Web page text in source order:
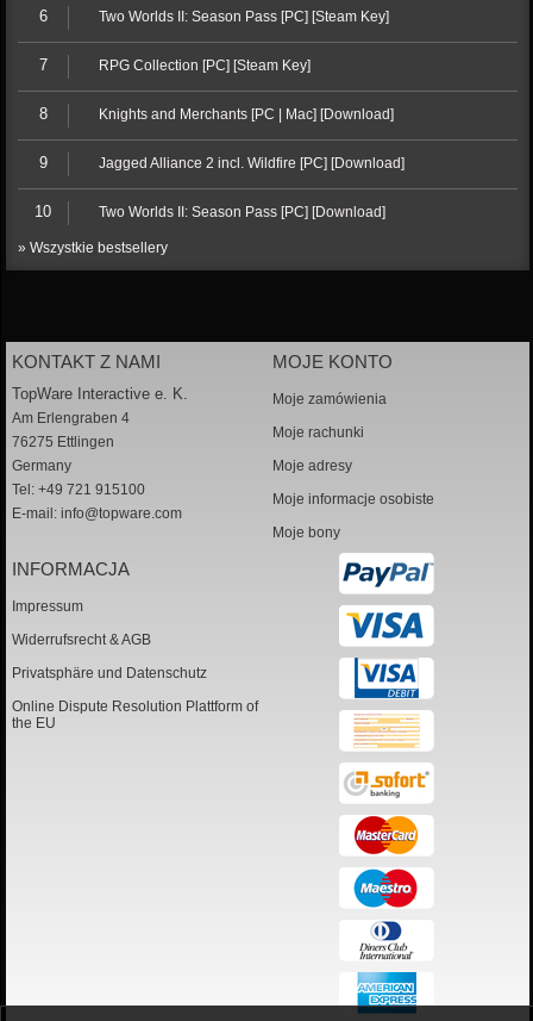
6 Two Worlds II: Season Pass [PC] [Steam Key]
7 RPG Collection [PC] [Steam Key]
8 Knights and Merchants [PC | Mac] [Download]
9 Jagged Alliance 2 incl. Wildfire [PC] [Download]
10 Two Worlds II: Season Pass [PC] [Download]
» Wszystkie bestsellery
KONTAKT Z NAMI
TopWare Interactive e. K.
Am Erlengraben 4
76275 Ettlingen
Germany
Tel: +49 721 915100
E-mail: info@topware.com
MOJE KONTO
Moje zamówienia
Moje rachunki
Moje adresy
Moje informacje osobiste
Moje bony
INFORMACJA
Impressum
Widerrufsrecht & AGB
Privatsphäre und Datenschutz
Online Dispute Resolution Plattform of
the EU